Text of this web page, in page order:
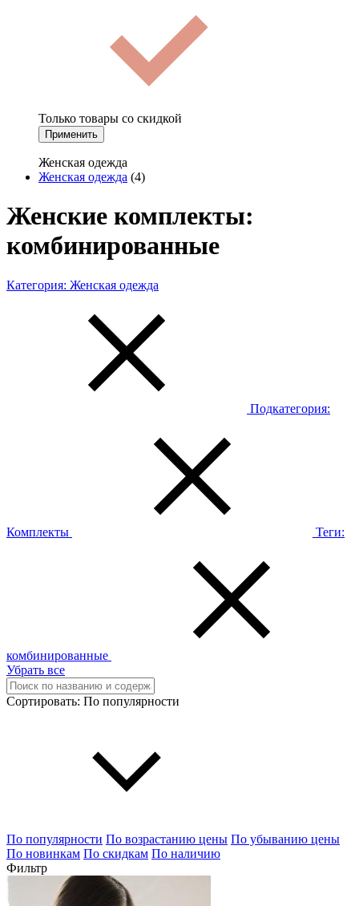
Только товары со скидкой
Применить
Женская одежда
Женская одежда (4)
Женские комплекты:
комбинированные
Категория: Женская одежда
Подкатегория:
Комплекты Теги:
комбинированные
Убрать все
Сортировать: По популярности
По популярности По возрастанию цены По убыванию цены
По новинкам По скидкам По наличию
Фильтр